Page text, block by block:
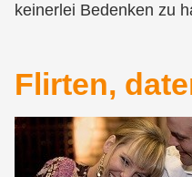
keinerlei Bedenken zu
Flirten,